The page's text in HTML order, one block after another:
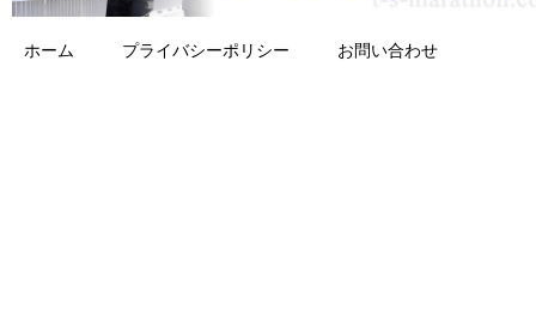
ホーム プライバシーポリシー お問い合わせ